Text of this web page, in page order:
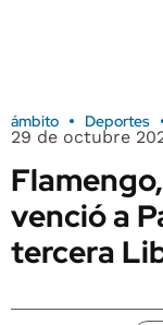
ámbito Deportes
29 de octubre
venció a
tercera